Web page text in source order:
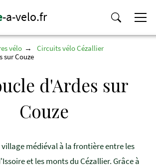
-a-velo.fr
vélo
Circuits vélo Cézallier
sur Couze
d'Ardes sur
Couze
village médiéval à la frontière entre les
et les monts du Cézallier. Grâce à